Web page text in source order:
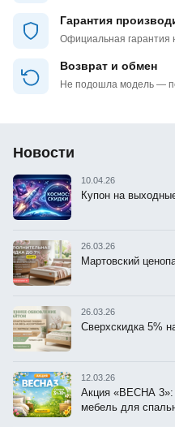
Гарантия
Официальная гарантия
Возврат и обмен
Не подошла модель —
Новости
10.04.26
Купон на
26.03.26
Мартовский
26.03.26
Сверхскидка 5%
12.03.26
Акция «ВЕСНА 3»:
мебель для